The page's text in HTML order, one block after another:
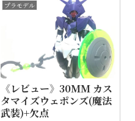
プラモデル
《レビュー》30MM カス
タマイズウェポンズ(魔法
武装)+欠点